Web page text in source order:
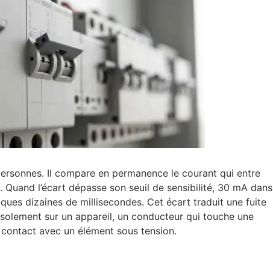
Il compare en permanence le courant qui entre
l’écart dépasse son seuil de sensibilité, 30 mA dans
dizaines de millisecondes. Cet écart traduit une fuite
sur un appareil, un conducteur qui touche une
avec un élément sous tension.